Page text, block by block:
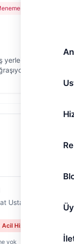
su
Ustası
Acil Hizmet
yok